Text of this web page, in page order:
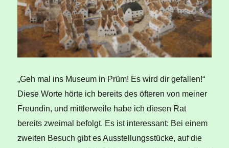
„Geh mal ins Museum in Prüm! Es wird dir gefallen!“
Diese Worte hörte ich bereits des öfteren von meiner
Freundin, und mittlerweile habe ich diesen Rat
bereits zweimal befolgt. Es ist interessant: Bei einem
zweiten Besuch gibt es Ausstellungsstücke, auf die